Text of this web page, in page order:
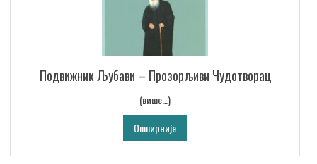
Подвижник Љубави – Прозорљиви Чудотворац
(више…)
Опширније